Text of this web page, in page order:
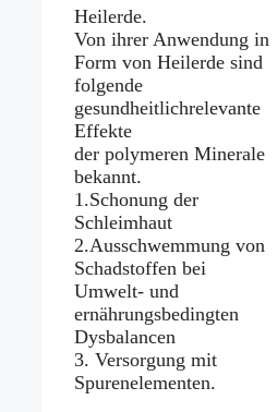
Heilerde.
Von ihrer Anwendung in
Form von Heilerde sind
folgende
gesundheitlichrelevante
Effekte
der polymeren Minerale
bekannt.
1.Schonung der
Schleimhaut
2.Ausschwemmung von
Schadstoffen bei
Umwelt- und
ernährungsbedingten
Dysbalancen
3. Versorgung mit
Spurenelementen.